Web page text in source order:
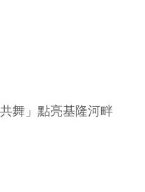
舞」點亮基隆河畔